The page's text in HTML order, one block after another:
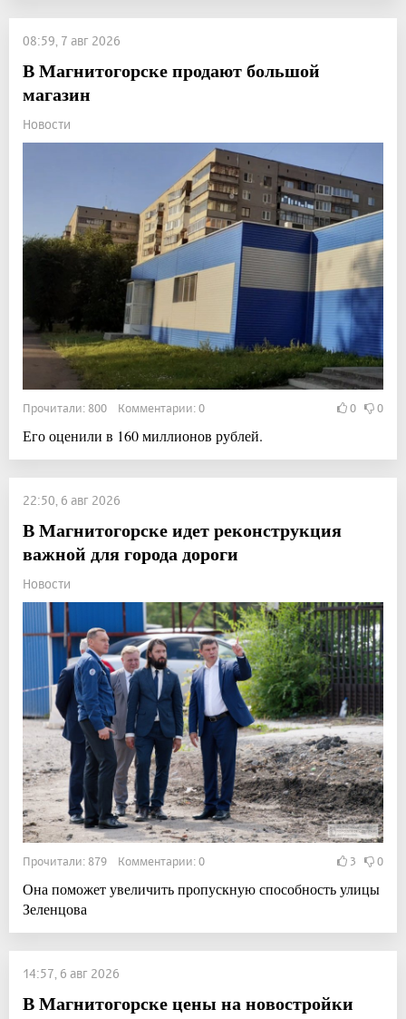
08:59, 7 авг 2026
В Магнитогорске продают большой
магазин
Новости
Прочитали: 800 Комментарии: 0 0 0
Его оценили в 160 миллионов рублей.
22:50, 6 авг 2026
В Магнитогорске идет реконструкция
важной для города дороги
Новости
Прочитали: 879 Комментарии: 0 3 0
Она поможет увеличить пропускную способность улицы
Зеленцова
14:57, 6 авг 2026
В Магнитогорске цены на новостройки